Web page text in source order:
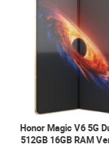
Honor Magic V6 5G
512GB 16GB RAM